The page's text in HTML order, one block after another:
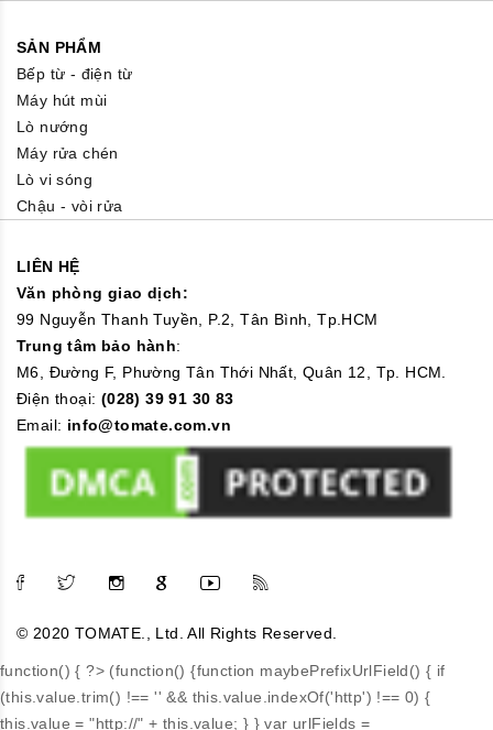
SẢN PHẨM
Bếp từ - điện từ
Máy hút mùi
Lò nướng
Máy rửa chén
Lò vi sóng
Chậu - vòi rửa
LIÊN HỆ
Văn phòng giao dịch:
99 Nguyễn Thanh Tuyền, P.2, Tân Bình, Tp.HCM
Trung tâm bảo hành:
M6, Đường F, Phường Tân Thới Nhất, Quân 12, Tp. HCM.
Điện thoại: (028) 39 91 30 83
Email: info@tomate.com.vn
© 2020 TOMATE., Ltd. All Rights Reserved.
function() { ?> (function() {function maybePrefixUrlField() { if
(this.value.trim() !== '' && this.value.indexOf('http') !== 0) {
this.value = "http://" + this.value; } } var urlFields =